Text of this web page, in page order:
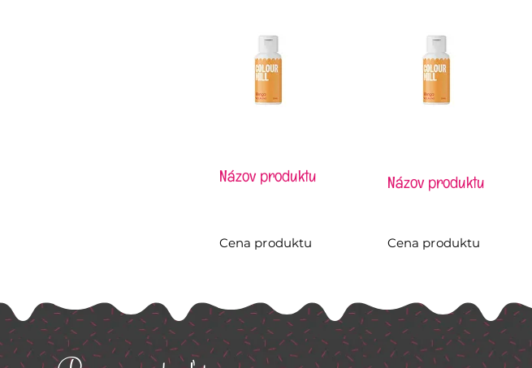
Názov produktu
Cena produktu
Názov produktu
Cena produktu